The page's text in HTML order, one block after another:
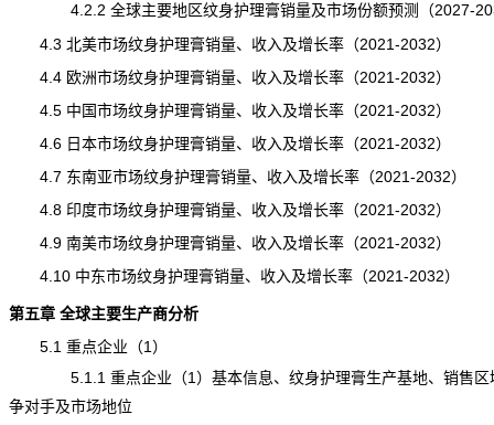
4.2.2 全球主要地区纹身护理膏销量及市场份额预测（2027-
4.3 北美市场纹身护理膏销量、收入及增长率（2021-2032）
4.4 欧洲市场纹身护理膏销量、收入及增长率（2021-2032）
4.5 中国市场纹身护理膏销量、收入及增长率（2021-2032）
4.6 日本市场纹身护理膏销量、收入及增长率（2021-2032）
4.7 东南亚市场纹身护理膏销量、收入及增长率（2021-2032）
4.8 印度市场纹身护理膏销量、收入及增长率（2021-2032）
4.9 南美市场纹身护理膏销量、收入及增长率（2021-2032）
4.10 中东市场纹身护理膏销量、收入及增长率（2021-2032）
第五章 全球主要生产商分析
5.1 重点企业（1）
5.1.1 重点企业（1）基本信息、纹身护理膏生产基地、销售区
争对手及市场地位